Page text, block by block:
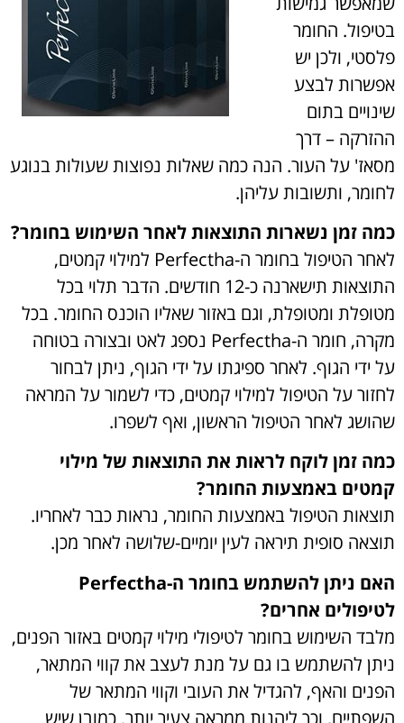
בטיפול. החומר
פלסטי, ולכן יש
אפשרות לבצע
שינויים בתום
ההזרקה – דרך
מסאז' על העור. הנה כמה שאלות נפוצות שעולות בנוגע
לחומר, ותשובות עליהן.
כמה זמן נשארות התוצאות לאחר השימוש בחומר?
לאחר הטיפול בחומר ה-Perfectha למילוי קמטים,
התוצאות תישארנה כ-12 חודשים. הדבר תלוי בכל
מטופלת ומטופלת, וגם באזור שאליו הוכנס החומר. בכל
מקרה, חומר ה-Perfectha נספג לאט ובצורה בטוחה
על ידי הגוף. לאחר ספיגתו על ידי הגוף, ניתן לבחור
לחזור על הטיפול למילוי קמטים, כדי לשמור על המראה
שהושג לאחר הטיפול הראשון, ואף לשפרו.
כמה זמן לוקח לראות את התוצאות של מילוי
קמטים באמצעות החומר?
תוצאות הטיפול באמצעות החומר, נראות כבר לאחריו.
תוצאה סופית תיראה לעין יומיים-שלושה לאחר מכן.
האם ניתן להשתמש בחומר ה-Perfectha
לטיפולים אחרים?
מלבד השימוש בחומר לטיפולי מילוי קמטים באזור הפנים,
ניתן להשתמש בו גם על מנת לעצב את קווי המתאר,
הפנים והאף, להגדיל את העובי וקווי המתאר של
השפתיים, וכך ליהנות ממראה צעיר יותר. כמובן שיש